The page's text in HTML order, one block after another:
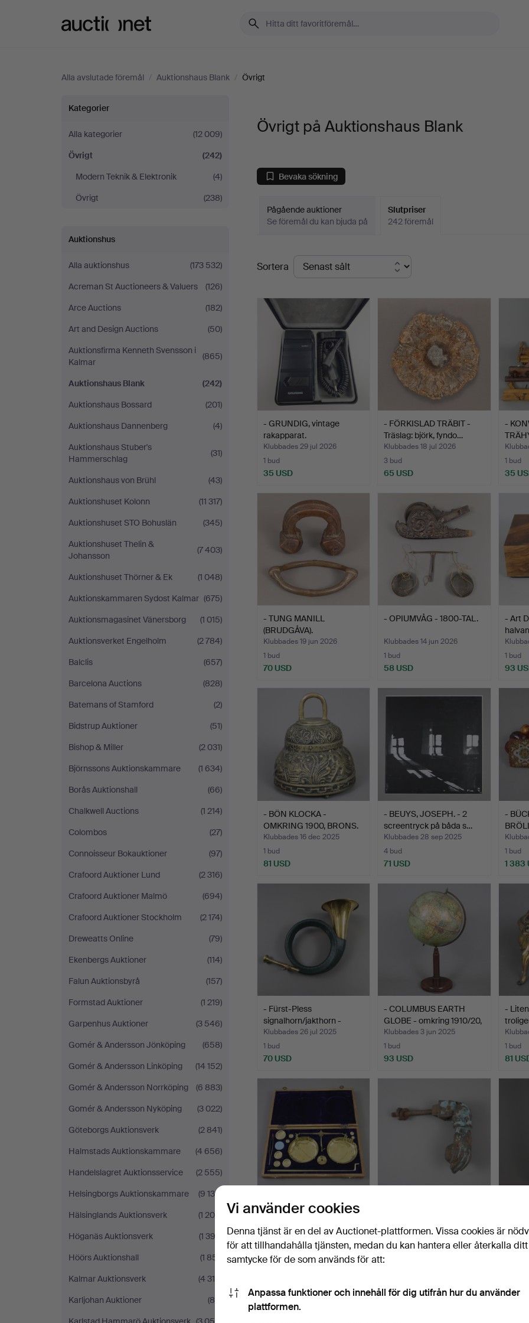
Alla avslutade föremål / Auktionshaus Blank / Övrigt
Övrigt
på
Auktionshaus
Blank
Kategorier
Alla kategorier
(12 009)
Övrigt
(242)
Modern Teknik & Elektronik
(4)
Övrigt
(238)
Auktionshus
Alla auktionshus
(173 532)
Acreman St Auctioneers & Valuers
(126)
Arce Auctions
(182)
Art and Design Auctions
(50)
Auktionsfirma Kenneth Svensson i
Kalmar
(865)
Auktionshaus Blank
(242)
Auktionshaus Bossard
(201)
Auktionshaus Dannenberg
(4)
Auktionshaus Stuber's
Hammerschlag
(31)
Auktionshaus von Brühl
(43)
Auktionshuset Kolonn
(11 317)
Auktionshuset STO Bohuslän
(345)
Auktionshuset Thelin &
Johansson
(7 403)
Auktionshuset Thörner & Ek
(1 048)
Auktionskammaren Sydost Kalmar (675)
Auktionsmagasinet Vänersborg
(1 015)
Auktionsverket Engelholm
(2 784)
Balclis
(657)
Barcelona Auctions
(828)
Batemans of Stamford
(2)
Bidstrup Auktioner
(51)
Bishop & Miller
(2 031)
Björnssons Auktionskammare
(1 634)
Borås Auktionshall
(66)
Chalkwell Auctions
(1 214)
Colombos
(27)
Connoisseur Bokauktioner
(97)
Crafoord Auktioner Lund
(2 316)
Crafoord Auktioner Malmö
(694)
Crafoord Auktioner Stockholm
(2 174)
Dreweatts Online
(79)
Ekenbergs Auktioner
(114)
Falun Auktionsbyrå
(157)
Formstad Auktioner
(1 219)
Garpenhus Auktioner
(3 546)
Gomér & Andersson Jönköping
(658)
Gomér & Andersson Linköping
(14 152)
Gomér & Andersson Norrköping
(6 883)
Gomér & Andersson Nyköping
(3 022)
Göteborgs Auktionsverk
(2 841)
Halmstads Auktionskammare
(4 656)
Handelslagret Auktionsservice
(2 555)
Helsingborgs Auktionskammare
(9 135)
Hälsinglands Auktionsverk
(1 208)
Höganäs Auktionsverk
(1 392)
Höörs Auktionshall
(1 851)
Kalmar Auktionsverk
(4 319)
Karljohan Auktioner
(84)
Övrigt på Auktionshaus Blank
Bevaka sökning
Pågående auktioner
Se föremål du kan bjuda på
Slutpriser
242 föremål
Slutpriser
Sortera
- GRUNDIG, vintage
rakapparat.
Klubbades 29 jul 2026
1 bud
35 USD
- FÖRKISLAD TRÄBIT -
Träslag: björk, fyndo…
Klubbades 18 jul 2026
3 bud
65 USD
-
1 bud
35
- TUNG MANILL
(BRUDGÅVA).
Klubbades 19 jun 2026
1 bud
70 USD
- OPIUMVÅG - 1800-TAL.
Klubbades 14 jun 2026
1 bud
58 USD
- Art
1 bud
93
- BÖN KLOCKA -
OMKRING 1900, BRONS.
Klubbades 16 dec 2025
1 bud
81 USD
- BEUYS, JOSEPH. - 2
screentryck på båda s…
Klubbades 28 sep 2025
4 bud
71 USD
-
19.
1 bud
1 383
- Fürst-Pless
signalhorn/jakthorn -
mässin…
Klubbades 26 jul 2025
1 bud
70 USD
- COLUMBUS EARTH
GLOBE - omkring 1910/20,
…
Klubbades 3 jun 2025
1 bud
93 USD
-
1 bud
81
- APOTEKSSKALA -
INDIEN 20. JH.
Klubbades 21 jan 2025
1 bud
35 USD
ÅRHUNDRAD…
Klubbades 26 dec 2024
1 bud
- par
…
3 bud
Vi använder cookies
Denna tjänst är en del av Auctionet-plattformen. Vissa cookies är
för att tillhandahålla tjänsten, medan du kan hantera eller återkalla ditt
samtycke för de som används för att:
Anpassa funktioner och innehåll för dig utifrån hur du använder
plattformen.